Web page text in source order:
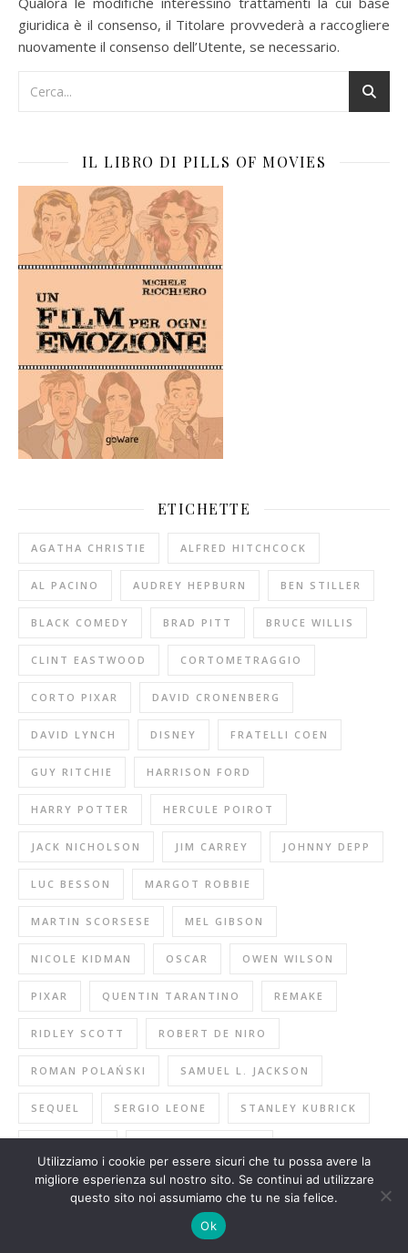
giuridica è il consenso, il Titolare provvederà a raccogliere
nuovamente il consenso dell’Utente, se necessario.
IL LIBRO DI PILLS OF MOVIES
ETICHETTE
AGATHA CHRISTIE ALFRED HITCHCOCK
AL PACINO AUDREY HEPBURN BEN STILLER
BLACK COMEDY BRAD PITT BRUCE WILLIS
CLINT EASTWOOD CORTOMETRAGGIO
CORTO PIXAR DAVID CRONENBERG
DAVID LYNCH DISNEY FRATELLI COEN
GUY RITCHIE HARRISON FORD
HARRY POTTER HERCULE POIROT
JACK NICHOLSON JIM CARREY JOHNNY DEPP
LUC BESSON MARGOT ROBBIE
MARTIN SCORSESE MEL GIBSON
NICOLE KIDMAN OSCAR OWEN WILSON
PIXAR QUENTIN TARANTINO REMAKE
RIDLEY SCOTT ROBERT DE NIRO
ROMAN POLAŃSKI SAMUEL L. JACKSON
SEQUEL SERGIO LEONE STANLEY KUBRICK
TOM CRUISE VINCE VAUGHN WILL SMITH
Utilizziamo i cookie per essere sicuri che tu possa avere la
migliore esperienza sul nostro sito. Se continui ad utilizzare
questo sito noi assumiamo che tu ne sia felice.
Ok